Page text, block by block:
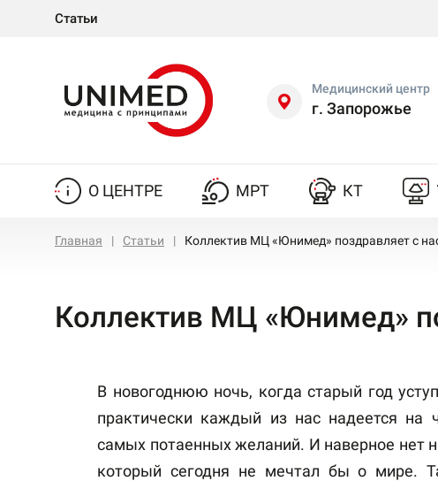
Статьи
Медицинский центр
г. Запорожье
О ЦЕНТРЕ МРТ КТ
Главная Статьи Коллектив МЦ «Юнимед» поздравляет с
Коллектив МЦ «Юнимед»
В новогоднюю ночь, когда старый год
практически каждый из нас надеется на
самых потаенных желаний. И наверное нет
который сегодня не мечтал бы о мире.